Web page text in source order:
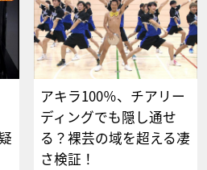
アキラ100％、チアリー
ディングでも隠し通せ
る？裸芸の域を超える凄
さ検証！